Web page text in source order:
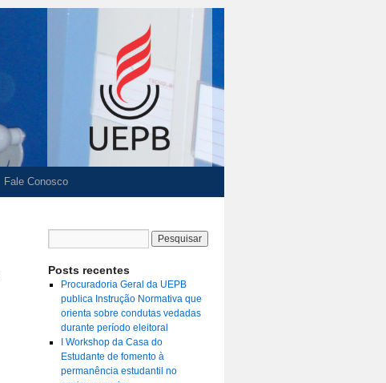
Fale Conosco
Posts recentes
Procuradoria Geral da UEPB
publica Instrução Normativa que
orienta sobre condutas vedadas
durante período eleitoral
I Workshop da Casa do
Estudante de fomento à
permanência estudantil no